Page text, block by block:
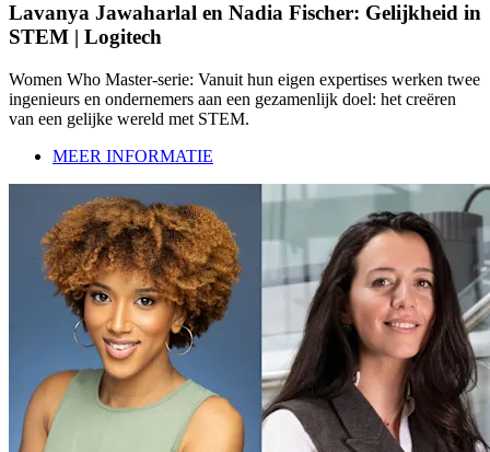
Lavanya Jawaharlal en Nadia Fischer: Gelijkheid in
STEM | Logitech
Women Who Master-serie: Vanuit hun eigen expertises werken twee
ingenieurs en ondernemers aan een gezamenlijk doel: het creëren
van een gelijke wereld met STEM.
MEER INFORMATIE